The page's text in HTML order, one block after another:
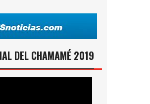
DEL CHAMAMÉ 2019